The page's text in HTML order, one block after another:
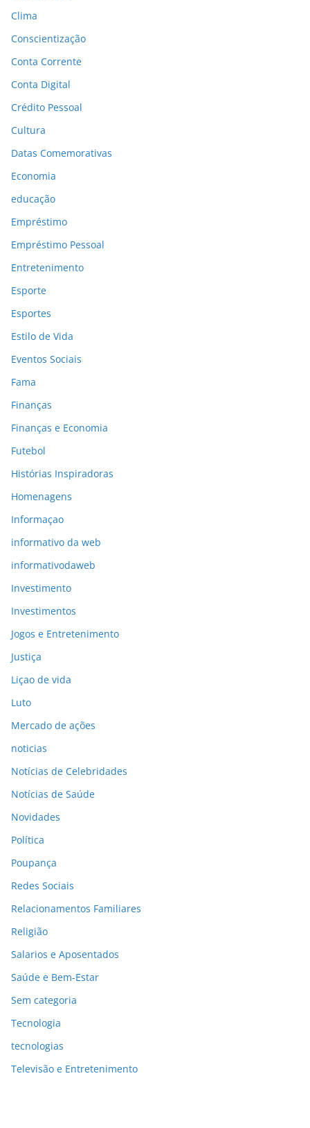
Clima
Conscientização
Conta Corrente
Conta Digital
Crédito Pessoal
Cultura
Datas Comemorativas
Economia
educação
Empréstimo
Empréstimo Pessoal
Entretenimento
Esporte
Esportes
Estilo de Vida
Eventos Sociais
Fama
Finanças
Finanças e Economia
Futebol
Histórias Inspiradoras
Homenagens
Informaçao
informativo da web
informativodaweb
Investimento
Investimentos
Jogos e Entretenimento
Justiça
Liçao de vida
Luto
Mercado de ações
noticias
Notícias de Celebridades
Notícias de Saúde
Novidades
Política
Poupança
Redes Sociais
Relacionamentos Familiares
Religião
Salarios e Aposentados
Saúde e Bem-Estar
Sem categoria
Tecnologia
tecnologias
Televisão e Entretenimento